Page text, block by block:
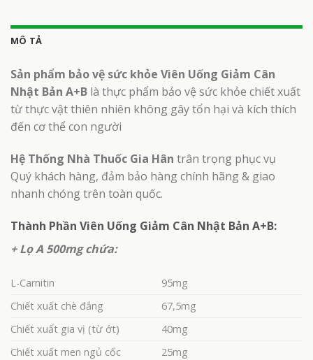
MÔ TẢ
Sản phẩm bảo vệ sức khỏe Viên Uống Giảm Cân
Nhật Bản A+B là thực phẩm bảo vệ sức khỏe chiết xuất
từ thực vật thiên nhiên không gây tổn hại và kích thích
đến cơ thể con người
Hệ Thống Nhà Thuốc Gia Hân trân trọng phục vụ
Quý khách hàng, đảm bảo hàng chính hãng & giao
nhanh chóng trên toàn quốc.
Thành Phần Viên Uống Giảm Cân Nhật Bản A+B:
+ Lọ A 500mg chứa:
L-Carnitin
95mg
Chiết xuất chè đắng
67,5mg
Chiết xuất gia vị (từ ớt)
40mg
Chiết xuất men ngủ cốc
25mg